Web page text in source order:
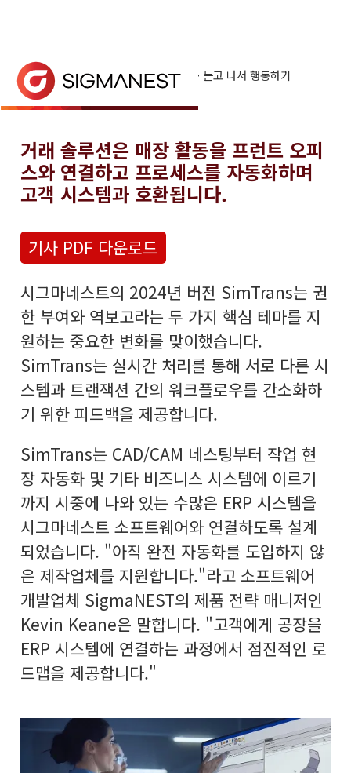
홈 > 뉴스 및 이벤트 > 새로운 소식 > 듣고 나서 행동하기
2024 버전의 SimTrans에는 정보를 상위 ERP 시
듣고 나서 행동하기
거래 솔루션은 매장 활동을 프런트 오피
스와 연결하고 프로세스를 자동화하며
고객 시스템과 호환됩니다.
기사 PDF 다운로드
시그마네스트의 2024년 버전 SimTrans는 권
한 부여와 역보고라는 두 가지 핵심 테마를 지
원하는 중요한 변화를 맞이했습니다.
SimTrans는 실시간 처리를 통해 서로 다른 시
스템과 트랜잭션 간의 워크플로우를 간소화하
기 위한 피드백을 제공합니다.
SimTrans는 CAD/CAM 네스팅부터 작업 현
장 자동화 및 기타 비즈니스 시스템에 이르기
까지 시중에 나와 있는 수많은 ERP 시스템을
시그마네스트 소프트웨어와 연결하도록 설계
되었습니다. "아직 완전 자동화를 도입하지 않
은 제작업체를 지원합니다."라고 소프트웨어
개발업체 SigmaNEST의 제품 전략 매니저인
Kevin Keane은 말합니다. "고객에게 공장을
ERP 시스템에 연결하는 과정에서 점진적인 로
드맵을 제공합니다."